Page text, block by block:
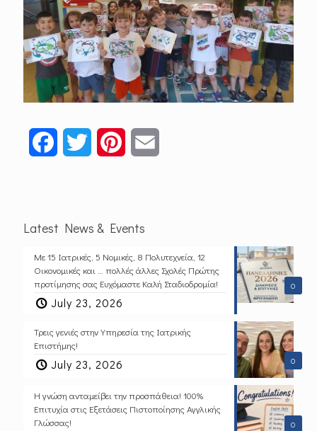
FacebookTwitter Pinterest
Latest News & Events
0
Με 15 Ιατρικές, 5 Νομικές, 8 Πολυτεχνεία, 12
Οικονομικές και … πολλές άλλες Σχολές Πρώτης
προτίμησης σας Ευχόμαστε Καλή Σταδιοδρομία!
July 23, 2026
0
Τρεις γενιές στην Υπηρεσία της Ιατρικής
Επιστήμης!
July 23, 2026
0
Η γνώση ανταμείβει την προσπάθεια! 100%
Επιτυχία στις Εξετάσεις Πιστοποίησης Αγγλικής
Γλώσσας!